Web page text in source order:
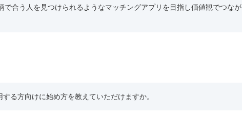
で合う人を見つけられるようなマッチングアプリを目指し価値観でつなが
る方向けに始め方を教えていただけますか。